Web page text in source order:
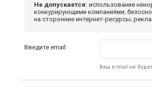
Не допускается: использование
конкурирующими компаниями;
на сторонние интернет-ресурсы;
Введите email:
Ваш e-mail не